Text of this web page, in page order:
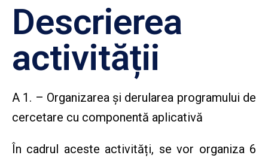
Descrierea
activității
A 1. – Organizarea și derularea programului de
cercetare cu componentă aplicativă
În cadrul aceste activități, se vor organiza 6